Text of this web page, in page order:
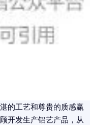
的工艺和尊贵的质感赢
开发生产铝艺产品，从